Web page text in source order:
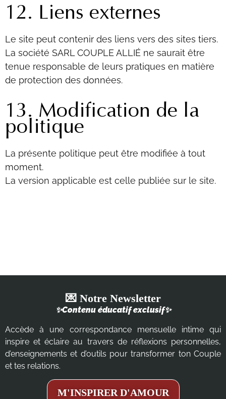
12. Liens externes
Le site peut contenir des liens vers des sites tiers.
La société SARL COUPLE ALLIÉ ne saurait être
tenue responsable de leurs pratiques en matière
de protection des données.
13. Modification de la
politique
La présente politique peut être modifiée à tout
moment.
La version applicable est celle publiée sur le site.
💌 Notre Newsletter
✨Contenu éducatif exclusif✨
Accède à une correspondance mensuelle intime qui
inspire et éclaire au travers de réflexions personnelles,
d’enseignements et d’outils pour transformer ton Couple
et tes relations.
M'INSPIRER D'AMOUR